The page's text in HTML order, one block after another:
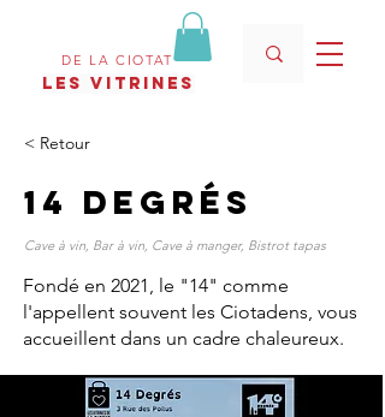
les vitrines
DE LA CIOTAT
< Retour
14 Degrés
Cave à vin, Bar à vin, Cave à manger, Bistrot tapas
Fondé en 2021, le "14" comme
l'appellent souvent les Ciotadens, vous
accueillent dans un cadre chaleureux.